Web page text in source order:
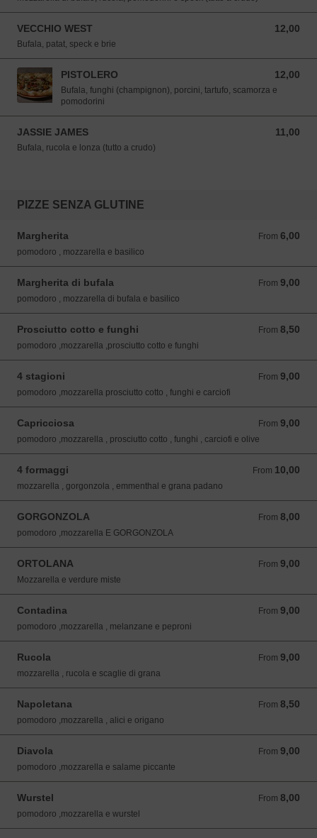
VECCHIO WEST 12,00
12,00 EUR
Bufala, patat, speck e brie
PISTOLERO 12,00
12,00 EUR
Bufala, funghi (champignon), porcini, tartufo, scamorza e
pomodorini
JASSIE JAMES 11,00
11,00 EUR
Bufala, rucola e lonza (tutto a crudo)
PIZZE SENZA GLUTINE
Margherita From 6,00
From 6,00 EUR
pomodoro , mozzarella e basilico
Margherita di bufala From 9,00
From 9,00 EUR
pomodoro , mozzarella di bufala e basilico
Prosciutto cotto e funghi From 8,50
From 8,50 EUR
pomodoro ,mozzarella ,prosciutto cotto e funghi
4 stagioni From 9,00
From 9,00 EUR
pomodoro ,mozzarella prosciutto cotto , funghi e carciofi
Capricciosa From 9,00
From 9,00 EUR
pomodoro ,mozzarella , prosciutto cotto , funghi , carciofi e olive
4 formaggi From 10,00
From 10,00 EUR
mozzarella , gorgonzola , emmenthal e grana padano
GORGONZOLA From 8,00
From 8,00 EUR
pomodoro ,mozzarella E GORGONZOLA
ORTOLANA From 9,00
From 9,00 EUR
Mozzarella e verdure miste
Contadina From 9,00
From 9,00 EUR
pomodoro ,mozzarella , melanzane e peproni
Rucola From 9,00
From 9,00 EUR
mozzarella , rucola e scaglie di grana
Napoletana From 8,50
From 8,50 EUR
pomodoro ,mozzarella , alici e origano
Diavola From 9,00
From 9,00 EUR
pomodoro ,mozzarella e salame piccante
Wurstel From 8,00
From 8,00 EUR
pomodoro ,mozzarella e wurstel